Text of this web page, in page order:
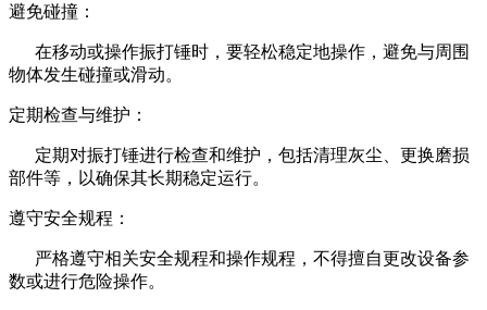
避免碰撞：
在移动或操作振打锤时，要轻松稳定地操作，避免与周围
物体发生碰撞或滑动。
定期检查与维护：
定期对振打锤进行检查和维护，包括清理灰尘、更换磨损
部件等，以确保其长期稳定运行。
遵守安全规程：
严格遵守相关安全规程和操作规程，不得擅自更改设备参
数或进行危险操作。